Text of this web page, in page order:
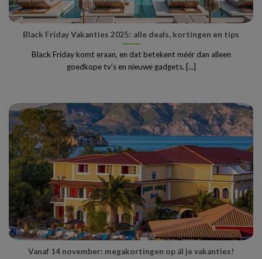
Black Friday Vakanties 2025: alle deals, kortingen en tips
Black Friday komt eraan, en dat betekent méér dan alleen
goedkope tv’s en nieuwe gadgets. [...]
Vanaf 14 november: megakortingen op ál je vakanties!